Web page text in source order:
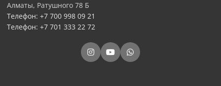
Алматы, Ратушного 78 Б
Телефон: +7 700 998 09 21
Телефон: +7 701 333 22 72